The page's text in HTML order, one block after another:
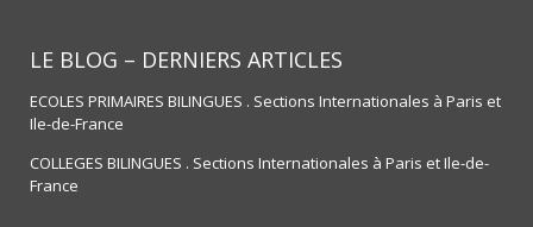
LE BLOG – DERNIERS ARTICLES
ECOLES PRIMAIRES BILINGUES . Sections Internationales à Paris et
Ile-de-France
COLLEGES BILINGUES . Sections Internationales à Paris et Ile-de-
France